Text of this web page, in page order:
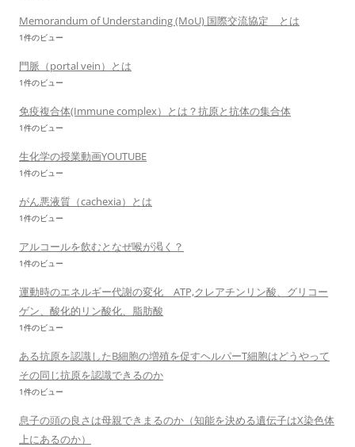
Memorandum of Understanding (MoU) 国際交流協定 とは
1件のビュー
門脈（portal vein）とは
1件のビュー
免疫複合体(Immune complex）とは？抗原と抗体の集合体
1件のビュー
生化学の授業動画YOUTUBE
1件のビュー
がん悪液質（cachexia）とは
1件のビュー
アルコールを飲むとなぜ喉が渇く？
1件のビュー
運動時のエネルギー代謝の変化 ATP,クレアチンリン酸、グリコー
ゲン、酸化的リン酸化、脂肪酸
1件のビュー
ある抗原を認識したB細胞の増殖を促すヘルパーT細胞はどうやって
その同じ抗原を認識できるのか
1件のビュー
息子の頭の良さは母親できまるのか（知能を決める遺伝子はX染色体
上にあるのか）